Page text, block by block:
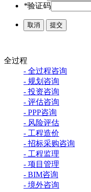
*验证码
取消 提交
全过程
- 全过程咨询
- 规划咨询
- 投资咨询
- 评估咨询
- PPP咨询
- 风险评估
- 工程造价
- 招标采购咨询
- 工程监理
- 项目管理
- BIM咨询
- 境外咨询